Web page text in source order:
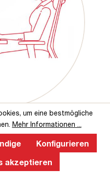
Kunden über uns
um eine bestmögliche
Mehr Informationen ...
Konfigurieren
akzeptieren